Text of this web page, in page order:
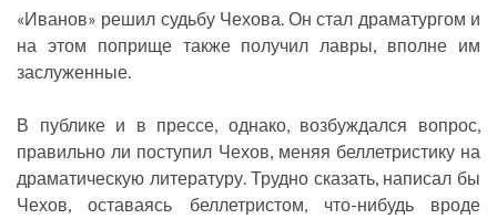
«Иванов» решил судьбу Чехова. Он стал драматургом и
на этом поприще также получил лавры, вполне им
заслуженные.
В публике и в прессе, однако, возбуждался вопрос,
правильно ли поступил Чехов, меняя беллетристику на
драматическую литературу. Трудно сказать, написал бы
Чехов, оставаясь беллетристом, что-нибудь вроде